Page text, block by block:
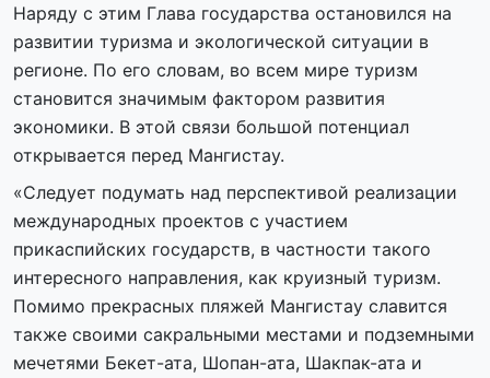
Наряду с этим Глава государства остановился на
развитии туризма и экологической ситуации в
регионе. По его словам, во всем мире туризм
становится значимым фактором развития
экономики. В этой связи большой потенциал
открывается перед Мангистау.
«Следует подумать над перспективой реализации
международных проектов с участием
прикаспийских государств, в частности такого
интересного направления, как круизный туризм.
Помимо прекрасных пляжей Мангистау славится
также своими сакральными местами и подземными
мечетями Бекет-ата, Шопан-ата, Шакпак-ата и